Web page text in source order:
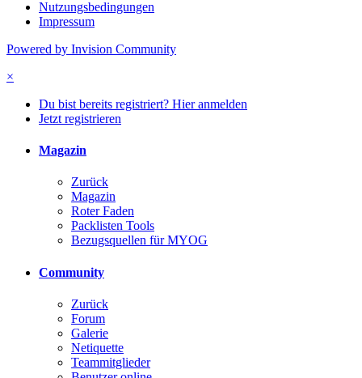
Nutzungsbedingungen
Impressum
Powered by Invision Community
×
Du bist bereits registriert? Hier anmelden
Jetzt registrieren
Magazin
Zurück
Magazin
Roter Faden
Packlisten Tools
Bezugsquellen für MYOG
Community
Zurück
Forum
Galerie
Netiquette
Teammitglieder